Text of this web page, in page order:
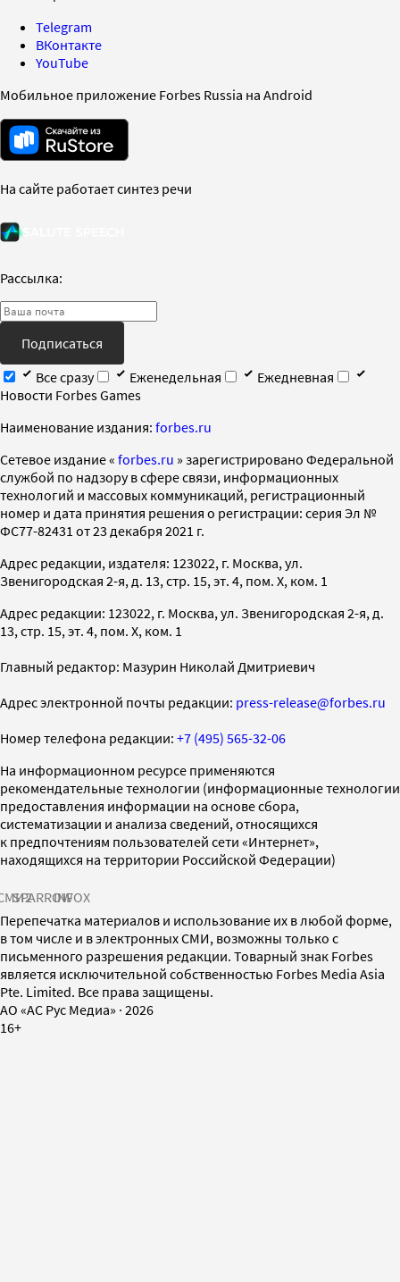
Telegram
ВКонтакте
YouTube
Мобильное приложение Forbes Russia на Android
На сайте работает синтез речи
Рассылка:
Подписаться
Все сразу
Еженедельная
Ежедневная
Новости Forbes Games
Наименование издания: forbes.ru
Cетевое издание « forbes.ru » зарегистрировано Федеральной
службой по надзору в сфере связи, информационных
технологий и массовых коммуникаций, регистрационный
номер и дата принятия решения о регистрации: серия Эл №
ФС77-82431 от 23 декабря 2021 г.
Адрес редакции, издателя: 123022, г. Москва, ул.
Звенигородская 2-я, д. 13, стр. 15, эт. 4, пом. X, ком. 1
Адрес редакции: 123022, г. Москва, ул. Звенигородская 2-я, д.
13, стр. 15, эт. 4, пом. X, ком. 1
Главный редактор: Мазурин Николай Дмитриевич
Адрес электронной почты редакции: press-release@forbes.ru
Номер телефона редакции: +7 (495) 565-32-06
На информационном ресурсе применяются
рекомендательные технологии (информационные технологии
предоставления информации на основе сбора,
систематизации и анализа сведений, относящихся
к предпочтениям пользователей сети «Интернет»,
находящихся на территории Российской Федерации)
SPARROWINFOX
Перепечатка материалов и использование их в любой форме,
в том числе и в электронных СМИ, возможны только с
письменного разрешения редакции. Товарный знак Forbes
является исключительной собственностью Forbes Media Asia
Pte. Limited. Все права защищены.
AO «АС Рус Медиа» · 2026
16+